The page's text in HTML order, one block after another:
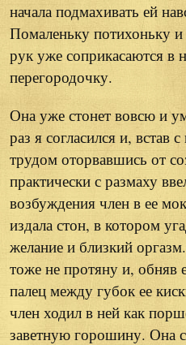
начала подмахивать ей
Помаленьку потихоньку
рук уже соприкасаются в
перегородочку.
Она уже стонет вовсю и
раз я согласился и, встав
трудом оторвавшись от
практически с размаху
возбуждения член в ее
издала стон, в котором
желание и близкий
тоже не протяну и, обняв
палец между губок ее
член ходил в ней как
заветную горошину. Она